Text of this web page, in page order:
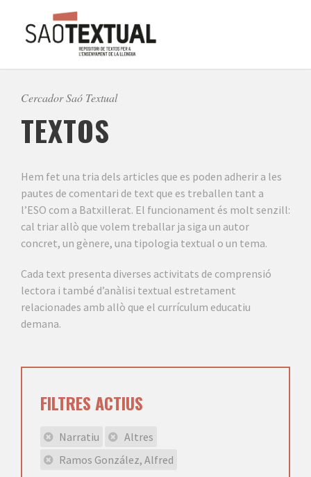
Cercador Saó Textual
TEXTOS
Hem fet una tria dels articles que es poden adherir a les
pautes de comentari de text que es treballen tant a
l’ESO com a Batxillerat. El funcionament és molt senzill:
cal triar allò que volem treballar ja siga un autor
concret, un gènere, una tipologia textual o un tema.
Cada text presenta diverses activitats de comprensió
lectora i també d’anàlisi textual estretament
relacionades amb allò que el currículum educatiu
demana.
FILTRES ACTIUS
Narratiu
Altres
Ramos González, Alfred